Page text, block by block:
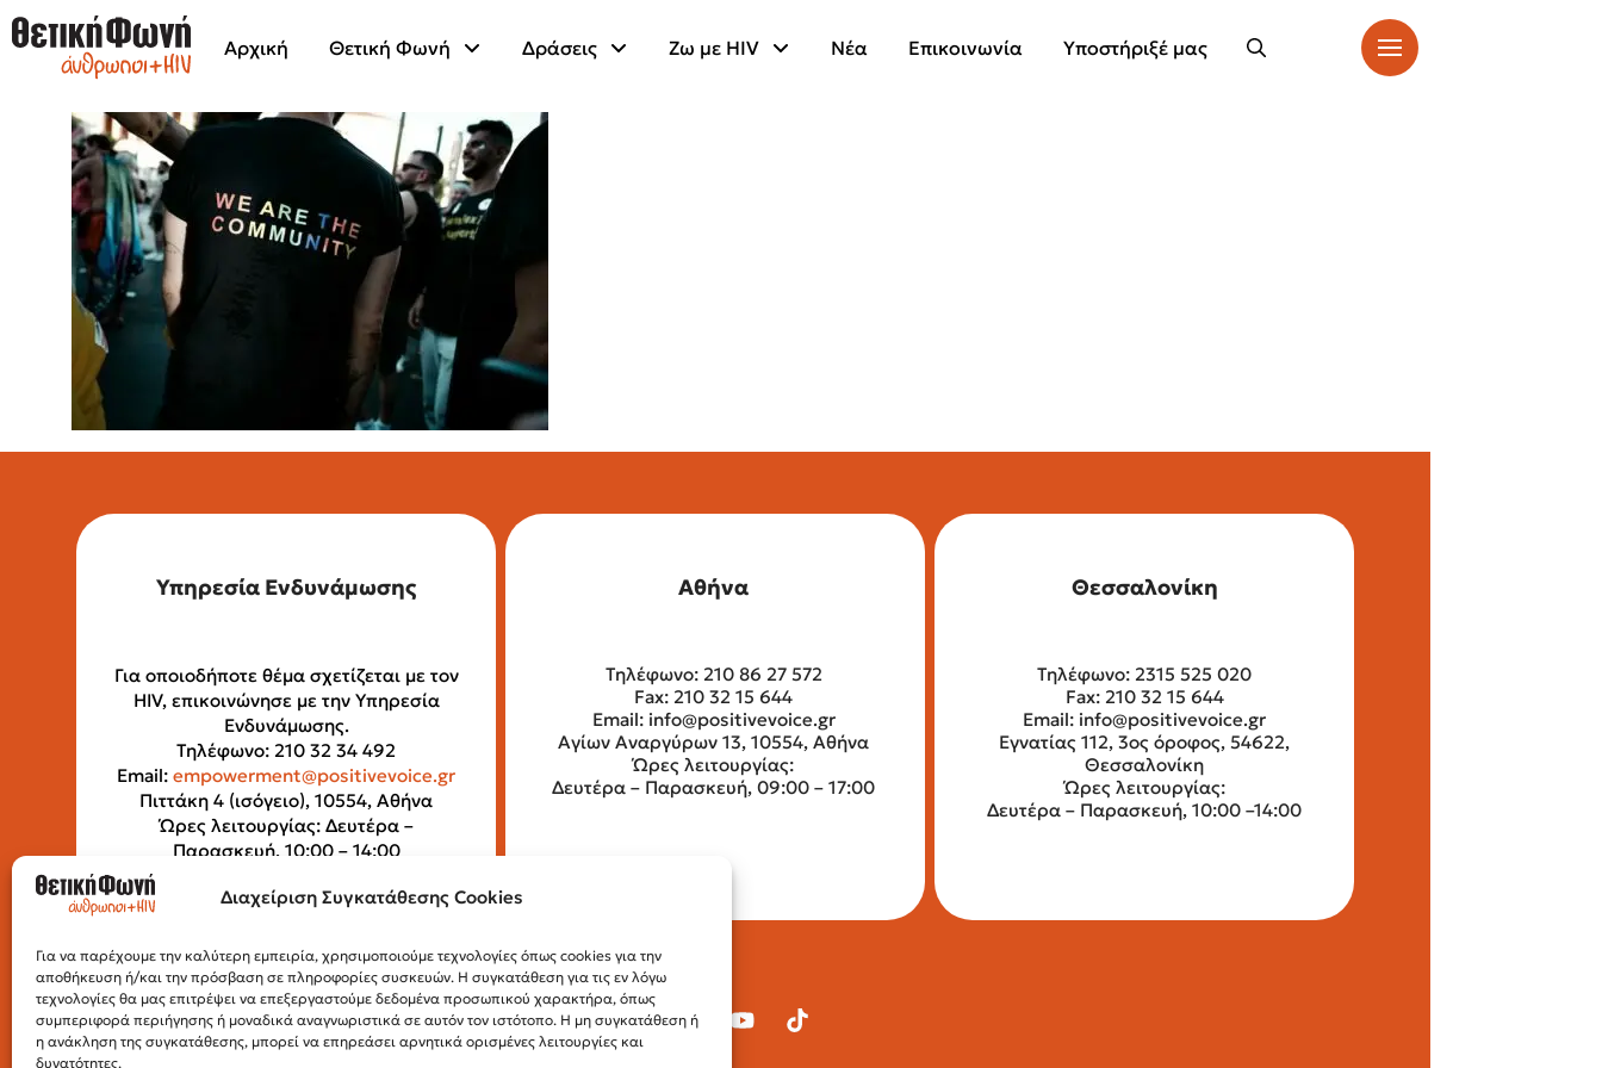
Διαχείριση Συγκατάθεσης Cookies
Για να παρέχουμε την καλύτερη εμπειρία, χρησιμοποιούμε τεχνολογίες όπως cookies για την
αποθήκευση ή/και την πρόσβαση σε πληροφορίες συσκευών. Η συγκατάθεση για τις εν λόγω
τεχνολογίες θα μας επιτρέψει να επεξεργαστούμε δεδομένα προσωπικού χαρακτήρα, όπως
συμπεριφορά περιήγησης ή μοναδικά αναγνωριστικά σε αυτόν τον ιστότοπο. Η μη συγκατάθεση ή
η ανάκληση της συγκατάθεσης, μπορεί να επηρεάσει αρνητικά ορισμένες λειτουργίες και
δυνατότητες.
Αρχική Θετική Φωνή Δράσεις Ζω με HIV Νέα Επικοινωνία Υποστήριξέ μας
Υπηρεσία Ενδυνάμωσης
Για οποιοδήποτε θέμα σχετίζεται με τον
HIV, επικοινώνησε με την Υπηρεσία
Ενδυνάμωσης.
Τηλέφωνο: 210 32 34 492
Email: empowerment@positivevoice.gr
Πιττάκη 4 (ισόγειο), 10554, Αθήνα
Ώρες λειτουργίας: Δευτέρα –
Παρασκευή, 10:00 – 14:00
Αθήνα
Τηλέφωνο: 210 86 27 572
Fax: 210 32 15 644
Email: info@positivevoice.gr
Αγίων Αναργύρων 13, 10554, Αθήνα
Ώρες λειτουργίας:
Δευτέρα – Παρασκευή, 09:00 – 17:00
Θεσσαλονίκη
Τηλέφωνο: 2315 525 020
Fax: 210 32 15 644
Email: info@positivevoice.gr
Εγνατίας 112, 3ος όροφος, 54622,
Θεσσαλονίκη
Ώρες λειτουργίας:
Δευτέρα – Παρασκευή, 10:00 –14:00